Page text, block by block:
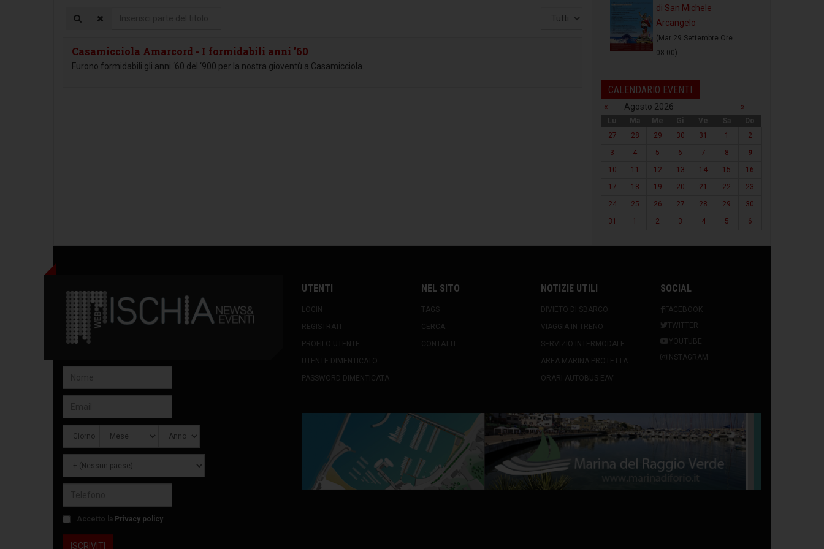
titolo
Visualizza
Casamicciola Amarcord - I formidabili anni '60
Furono formidabili gli anni ‘60 del ‘900 per la nostra gioventù a Casamicciola.
di San Michele
Arcangelo
(Mar 29 Settembre Ore
08:00)
CALENDARIO EVENTI
« Agosto 2026 »
Lu Ma Me Gi Ve Sa
Do
27
28 29 30 31 1
2
3
4 5 6 7 8
9
10
11 12 13 14 15
16
17
18 19 20 21 22
23
24
25 26 27 28 29
30
31
1 2 3 4 5 6
Accetto la Privacy policy
UTENTI
LOGIN
REGISTRATI
PROFILO UTENTE
UTENTE DIMENTICATO
PASSWORD DIMENTICATA
NEL SITO
TAGS
CERCA
CONTATTI
NOTIZIE UTILI
DIVIETO DI SBARCO
VIAGGIA IN TRENO
SERVIZIO INTERMODALE
AREA MARINA PROTETTA
ORARI AUTOBUS EAV
SOCIAL
FACEBOOK
TWITTER
YOUTUBE
INSTAGRAM